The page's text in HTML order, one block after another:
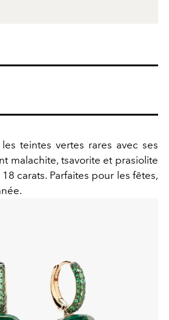
teintes vertes rares avec ses
malachite, tsavorite et prasiolite
carats. Parfaites pour les fêtes,